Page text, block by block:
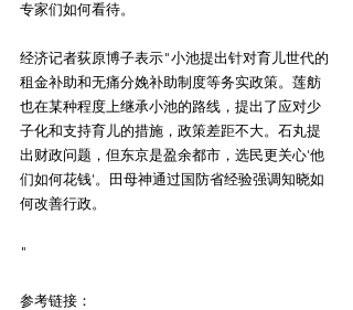
专家们如何看待。
经济记者荻原博子表示"小池提出针对育儿世代的
租金补助和无痛分娩补助制度等务实政策。莲舫
也在某种程度上继承小池的路线，提出了应对少
子化和支持育儿的措施，政策差距不大。石丸提
出财政问题，但东京是盈余都市，选民更关心'他
们如何花钱'。田母神通过国防省经验强调知晓如
何改善行政。
"
参考链接：